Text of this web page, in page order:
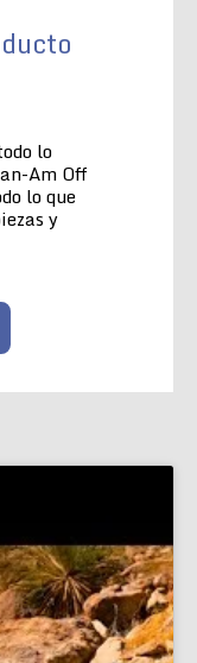
lo
Am Off
lo que
y